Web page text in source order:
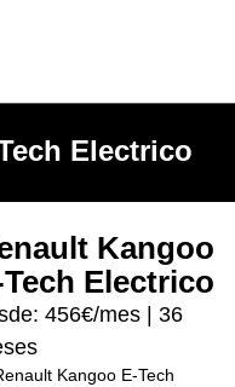
Electrico
Kangoo
Tech Electrico
456€/mes | 36
Kangoo E-Tech